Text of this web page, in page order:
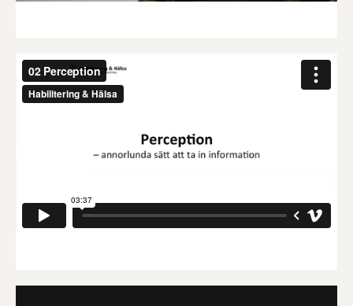
2. Perception - annorlunda sätt att ta in information